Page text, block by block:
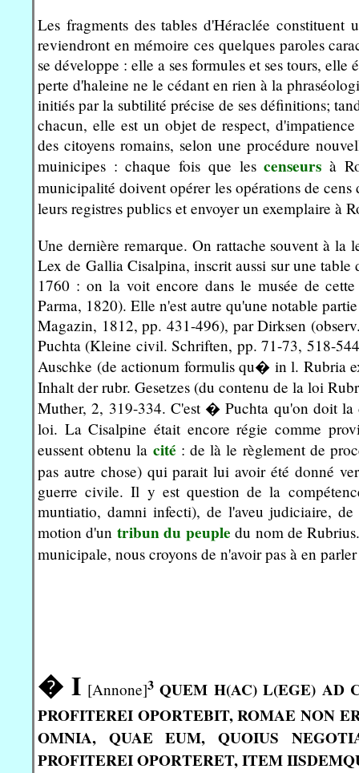
Les fragments des tables d'Héraclée
reviendront en mémoire ces quelques paroles
se développe : elle a ses formules et ses tours,
perte d'haleine ne le cédant en rien à la
initiés par la subtilité précise de ses définitions;
chacun, elle est un objet de respect,
des citoyens romains, selon une procédure
muinicipes : chaque fois que lescenseurs à
municipalité doivent opérer les opérations de
leurs registres publics et envoyer un exemplaire à
Une dernière remarque. On rattache souvent à
Lex de Gallia Cisalpina, inscrit aussi sur une
1760 : on la voit encore dans le musée de
Parma, 1820). Elle n'est autre qu'une notable
Magazin, 1812, pp. 431-496), par Dirksen
Puchta (Kleine civil. Schriften, pp. 71-73, 518-
Auschke (de actionum formulis qu� in l. Rubria
Inhalt der rubr. Gesetzes (du contenu de la loi
Muther, 2, 319-334. C'est � Puchta qu'on doit
loi. La Cisalpine était encore régie comme
eussent obtenu la cité : de là le règlement de
pas autre chose) qui parait lui avoir été donné
guerre civile. Il y est question de la
muntiatio, damni infecti), de l'aveu judiciaire,
motion d'un tribun du peuple du nom de
municipale, nous croyons de n'avoir pas à en
� I [Annone]3 QUEM H(AC) L(EGE) AD
PROFITEREI OPORTEBIT, ROMAE NON
OMNIA, QUAE EUM, QUOIUS
PROFITEREI OPORTERET, ITEM